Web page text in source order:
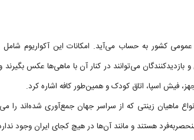
گردشگران و بازدیدکنندگان می‌توانند در کنار آن با ماهی‌ها عکس
فیش اسپا، اتاق کودک و همین‌طور کافه اشاره کرد.
ماهیان زینتی که از سراسر جهان جمع‌آوری شده‌اند را
هستند و مانند آن‌ها در هیچ کجای ایران وجود